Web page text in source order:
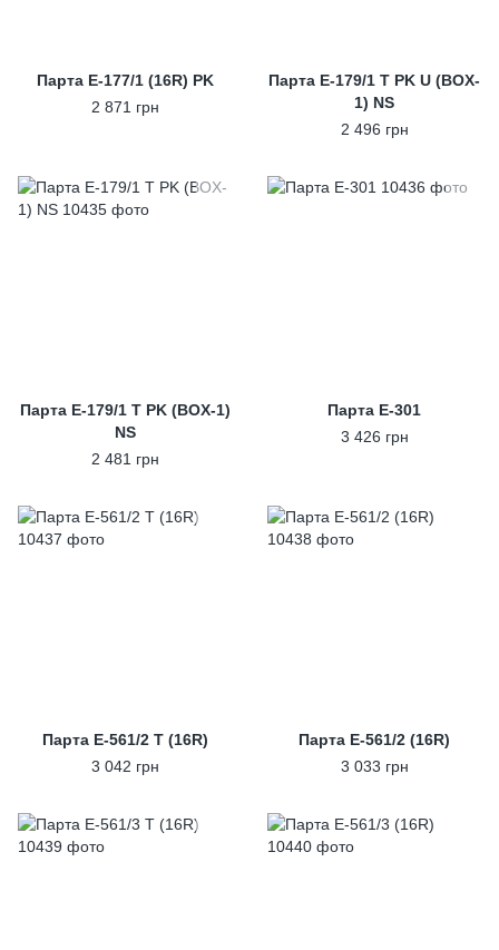
Парта Е-177/1 (16R) PK
2 871 грн
Парта E-179/1 T PK U (BOX-
1) NS
2 496 грн
Парта E-179/1 T PK (BOX-1)
NS
2 481 грн
Парта E-301
3 426 грн
Парта E-561/2 T (16R)
3 042 грн
Парта E-561/2 (16R)
3 033 грн